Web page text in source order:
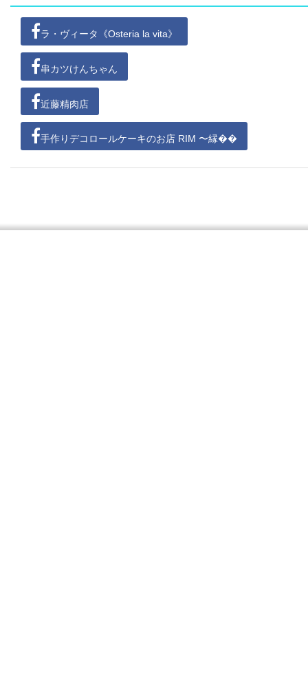
ラ・ヴィータ《Osteria la vita》
串カツけんちゃん
近藤精肉店
手作りデコロールケーキのお店 RIM 〜縁��